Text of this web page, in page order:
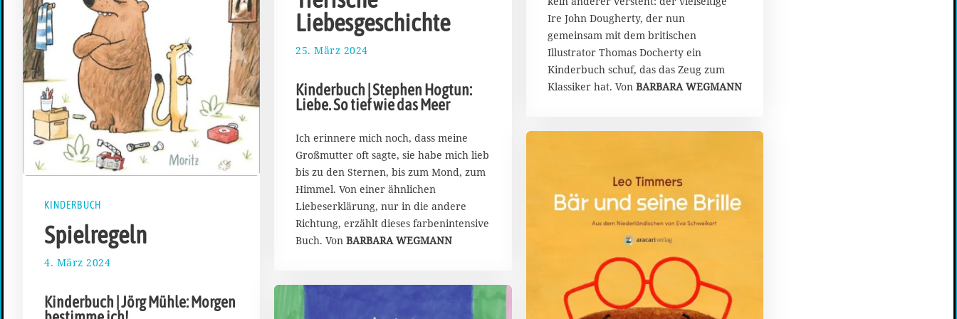
0
2
4
Ire John Dougherty, der nun
gemeinsam mit dem britischen
Illustrator Thomas Docherty ein
Kinderbuch schuf, das das Zeug zum
Klassiker hat. Von BARBARA WEGMANN
Liebesgeschichte
25. März 2024
p
r
l
2
2
4
Kinderbuch | Stephen Hogtun:
Liebe. So tief wie das Meer
Ich erinnere mich noch, dass meine
Großmutter oft sagte, sie habe mich lieb
bis zu den Sternen, bis zum Mond, zum
Himmel. Von einer ähnlichen
Liebeserklärung, nur in die andere
Richtung, erzählt dieses farbenintensive
Buch. VonBARBARA WEGMANN
KINDERBUCH
Spielregeln
4. März 2024
M
Kinderbuch | Jörg Mühle: Morgen